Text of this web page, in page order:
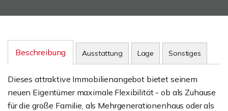
Beschreibung Ausstattung Lage Sonstiges
Dieses attraktive Immobilienangebot bietet seinem
neuen Eigentümer maximale Flexibilität - ob als Zuhause
für die große Familie, als Mehrgenerationenhaus oder als